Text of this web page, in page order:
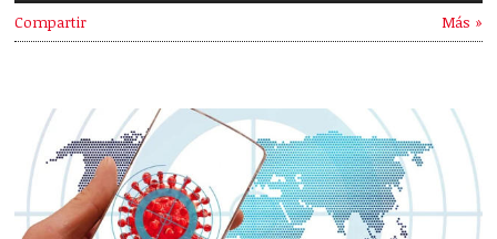
Compartir Más »